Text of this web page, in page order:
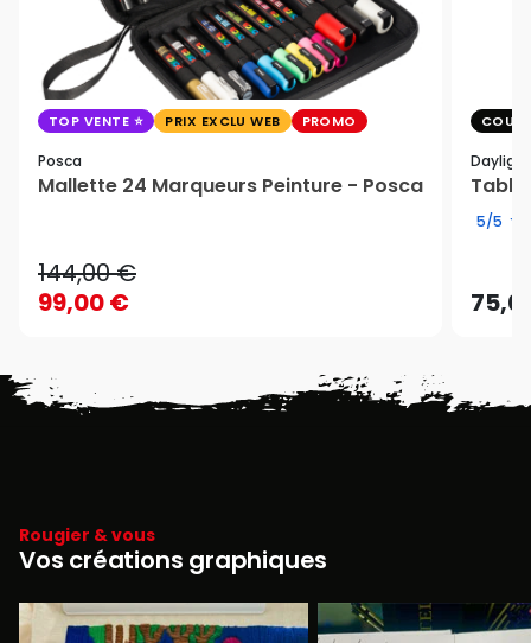
TOP VENTE PRIX EXCLU WEB PROMO
Posca
Mallette 24 Marqueurs Peinture - Posca
144,00 €
99,00 €
COUP
Daylight
Table
5/5
Rougier & vous
Vos créations graphiques